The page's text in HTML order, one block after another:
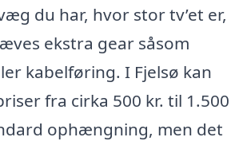
du har, hvor stor tv’et er,
ekstra gear såsom
kabelføring. I Fjelsø kan
fra cirka 500 kr. til 1.500
ophængning, men det